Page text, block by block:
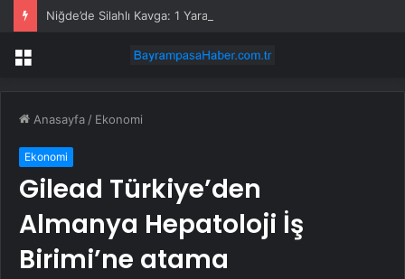
Niğde’de Silahlı Kavga: 1 Yaralı
Menü
Anasayfa / Ekonomi
Ekonomi
Gilead Türkiye’den
Almanya Hepatoloji İş
Birimi’ne atama